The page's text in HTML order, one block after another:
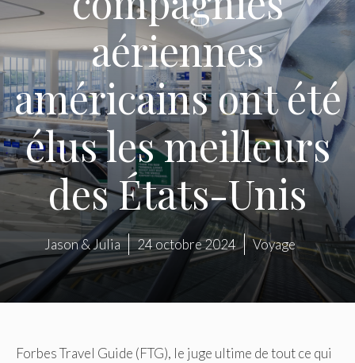
aériennes
américains ont été
élus les meilleurs
des États-Unis
Jason & Julia 24 octobre 2024 Voyage
Forbes Travel Guide (FTG), le juge ultime de tout ce qui